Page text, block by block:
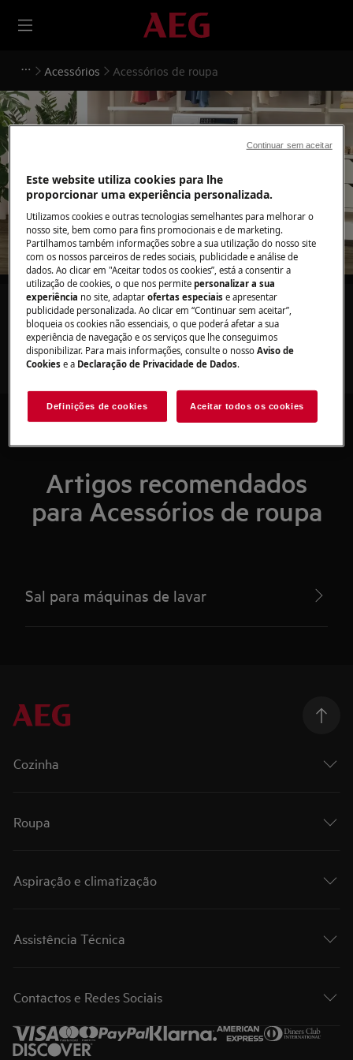
Acessórios Acessórios de roupa
Apoio a Acessórios de
roupa
Pesquise entre os nossos artigos de suporte
Artigos recomendados
para Acessórios de roupa
Sal para máquinas de lavar
Cozinha
Roupa
Aspiração e climatização
Assistência Técnica
Contactos e Redes Sociais
Este website utiliza cookies para lhe
proporcionar uma experiência personalizada.
Utilizamos cookies e outras tecnologias semelhantes para melhorar o
nosso site, bem como para fins promocionais e de marketing.
Partilhamos também informações sobre a sua utilização do nosso site
com os nossos parceiros de redes sociais, publicidade e análise de
dados. Ao clicar em "Aceitar todos os cookies”, está a consentir a
utilização de cookies, o que nos permitepersonalizar a sua
experiência no site, adaptarofertas especiaise apresentar
publicidade personalizada. Ao clicar em “Continuar sem aceitar”,
bloqueia os cookies não essenciais, o que poderá afetar a sua
experiência de navegação e os serviços que lhe conseguimos
disponibilizar. Para mais informações, consulte o nossoAviso de
Cookies e a Declaração de Privacidade de Dados.
Definições de cookies Aceitar todos os cookies
Continuar sem aceitar